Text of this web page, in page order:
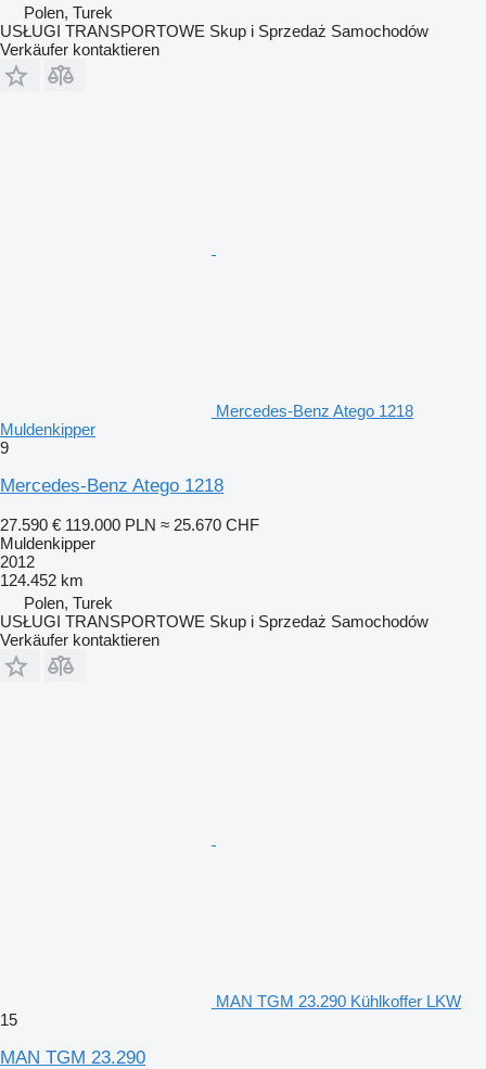
Polen, Turek
USŁUGI TRANSPORTOWE Skup i Sprzedaż Samochodów
Verkäufer kontaktieren
Mercedes-Benz Atego 1218
Muldenkipper
9
Mercedes-Benz Atego 1218
27.590 € 119.000 PLN ≈ 25.670 CHF
Muldenkipper
2012
124.452 km
Polen, Turek
USŁUGI TRANSPORTOWE Skup i Sprzedaż Samochodów
Verkäufer kontaktieren
MAN TGM 23.290 Kühlkoffer LKW
15
MAN TGM 23.290